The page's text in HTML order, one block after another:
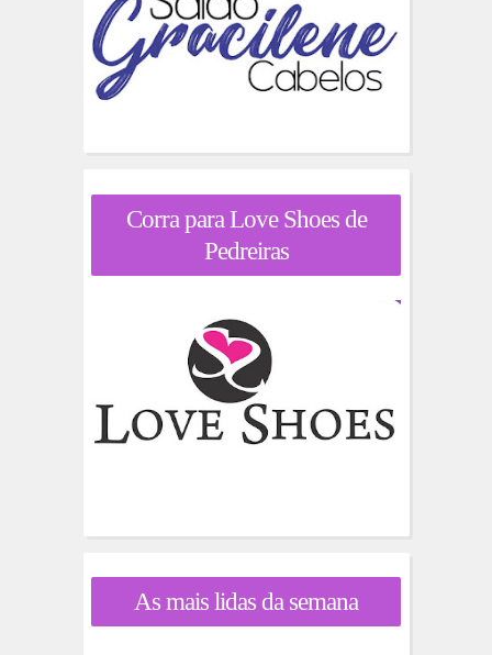
Corra para Love Shoes de
Pedreiras
As mais lidas da semana